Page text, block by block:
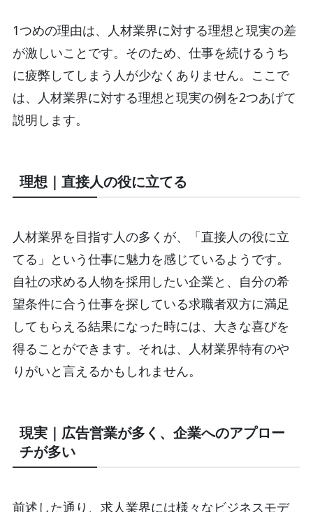
1つめの理由は、人材業界に対する理想と現実の差
が激しいことです。そのため、仕事を続けるうち
に疲弊してしまう人が少なくありません。ここで
は、人材業界に対する理想と現実の例を2つあげて
説明します。
理想｜直接人の役に立てる
人材業界を目指す人の多くが、「直接人の役に立
てる」という仕事に魅力を感じているようです。
自社の求める人物を採用したい企業と、自分の希
望条件に合う仕事を探している求職者双方に満足
してもらえる結果になった時には、大きな喜びを
得ることができます。それは、人材業界特有のや
りがいと言えるかもしれません。
現実｜広告営業が多く、企業へのアプロー
チが多い
前述した通り、求人業界には様々なビジネスモデ